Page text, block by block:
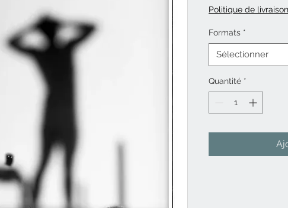
Politique de livraison
Formats *
Sélectionner
Quantité *